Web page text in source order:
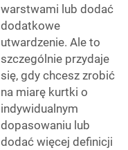
warstwami lub dodać
dodatkowe
utwardzenie. Ale to
szczególnie przydaje
się, gdy chcesz zrobić
na miarę kurtki o
indywidualnym
dopasowaniu lub
dodać więcej definicji